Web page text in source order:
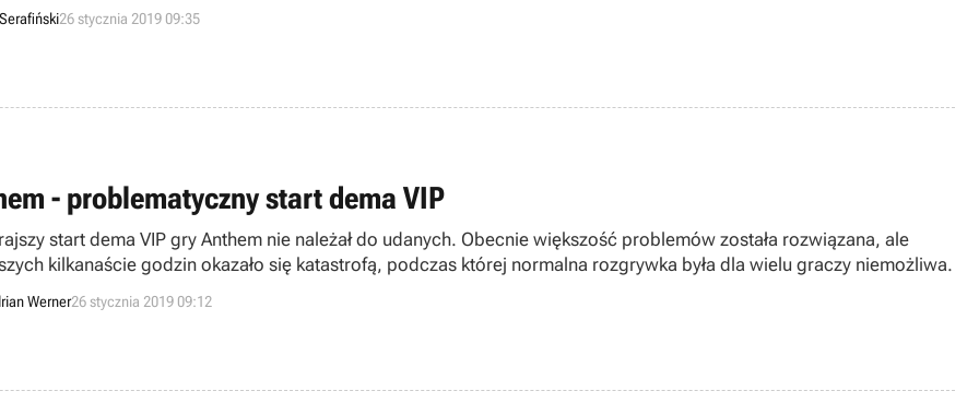
do RDO.26 stycznia 2019 09:35
- problematyczny start dema VIP
start dema VIP gry Anthem nie należał do udanych. Obecnie większość problemów została rozwiązana, ale
kilkanaście godzin okazało się katastrofą, podczas której normalna rozgrywka była dla wielu graczy niemożliwa.
Werner26 stycznia 2019 09:12